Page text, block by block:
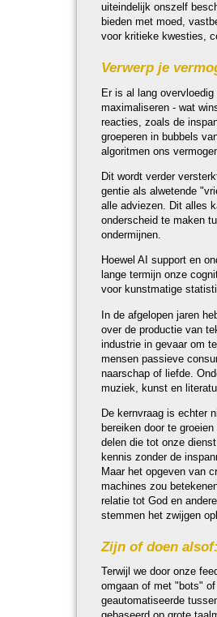
uit­ein­delijk ons­zelf
bie­den met moed,
voor kri­tieke kwesties,
Verwerp je
Er is al lang
maximaliseren - wat
reacties, zoals de
groeperen in bubbels
algoritmen ons
Dit wordt ver­der
gentie als alwetende
alle adviezen. Dit alles
on­der­scheid te maken
ondermijnen.
Hoewel AI support en
lange termijn onze
voor kunst­ma­tige
In de afgelopen jaren
over de productie van
industrie in gevaar om
mensen passieve
naar­schap of liefde.
muziek, kunst en
De kern­vraag is echter
bereiken door te
de­len die tot onze
kennis zon­der de
Maar het opgeven van
machines zou
relatie tot God en
stemmen het zwijgen
Zijn of doen
Terwijl we door onze
omgaan of met "bots"
geautomatiseerde